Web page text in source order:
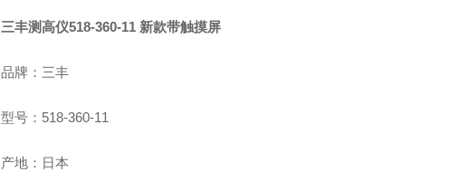
三丰测高仪518-360-11 新款带触摸屏
品牌：三丰
型号：518-360-11
产地：日本